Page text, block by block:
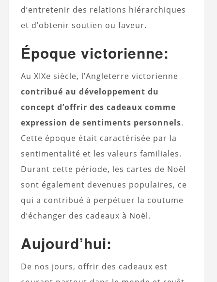
d’entretenir des relations hiérarchiques
et d’obtenir soutien ou faveur.
Époque victorienne:
Au XIXe siècle, l’Angleterre victorienne
contribué au développement du
concept d’offrir des cadeaux comme
expression de sentiments personnels.
Cette époque était caractérisée par la
sentimentalité et les valeurs familiales.
Durant cette période, les cartes de Noël
sont également devenues populaires, ce
qui a contribué à perpétuer la coutume
d’échanger des cadeaux à Noël.
Aujourd’hui:
De nos jours, offrir des cadeaux est